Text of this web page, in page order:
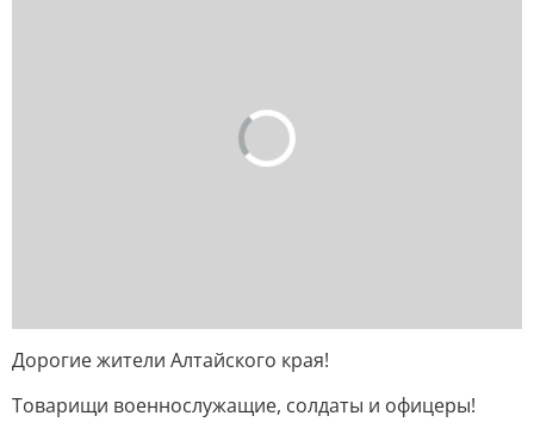
Дорогие жители Алтайского края!
Товарищи военнослужащие, солдаты и офицеры!